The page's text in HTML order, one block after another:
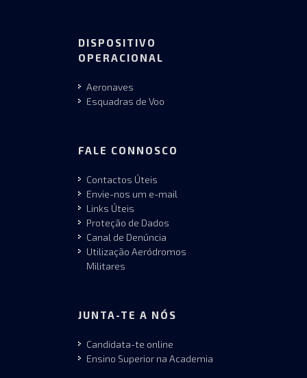
DISPOSITIVO
OPERACIONAL
Aeronaves
Esquadras de Voo
FALE CONNOSCO
Contactos Úteis
Envie-nos um e-mail
Links Úteis
Proteção de Dados
Canal de Denúncia
Utilização Aeródromos
Militares
JUNTA-TE A NÓS
Candidata-te online
Ensino Superior na Academia